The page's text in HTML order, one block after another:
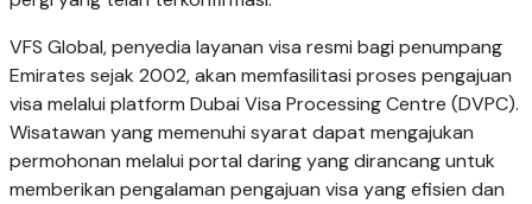
VFS Global, penyedia layanan visa resmi bagi penumpang
Emirates sejak 2002, akan memfasilitasi proses pengajuan
visa melalui platform Dubai Visa Processing Centre (DVPC).
Wisatawan yang memenuhi syarat dapat mengajukan
permohonan melalui portal daring yang dirancang untuk
memberikan pengalaman pengajuan visa yang efisien dan